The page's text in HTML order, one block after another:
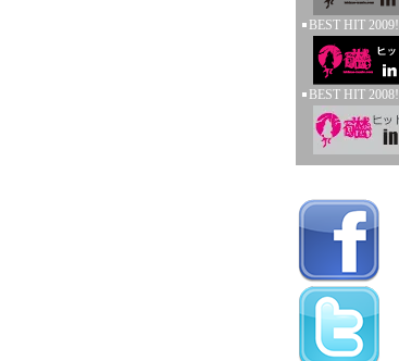
BEST HIT 2009!
BEST HIT 2008!